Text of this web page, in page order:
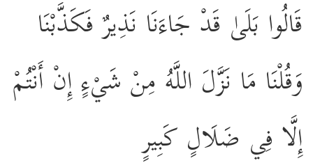
قَالُوا بَلَىٰ قَدْ جَاءَنَا نَذِيرٌ فَكَذَّبْنَا
وَقُلْنَا مَا نَزَّلَ اللَّهُ مِنْ شَيْءٍ إِنْ أَنْتُمْ
إِلَّا فِي ضَلَالٍ كَبِيرٍ